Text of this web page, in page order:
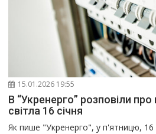
15.01.2026 19:55
В “Укренерго” розповіли
світла 16 січня
Як пише "Укренерго", у п'ятницю, 16